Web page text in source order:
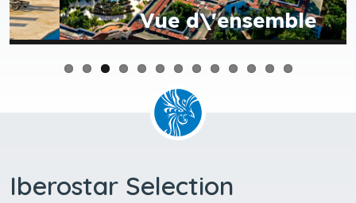
Vue d\'ensemble
Iberostar Selection